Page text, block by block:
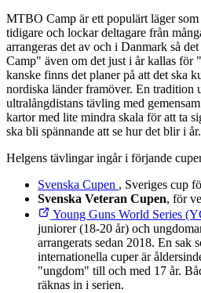
MTBO Camp är ett populärt läger som
tidigare och lockar deltagare från
arrangeras det av och i Danmark så
Camp" även om det just i år kallas
kanske finns det planer på att det ska
nordiska länder framöver. En tradition
ultralångdistans tävling med
kartor med lite mindra skala för att ta
ska bli spännande att se hur det blir i år.
Helgens tävlingar ingår i förjande
Svenska Cupen , Sveriges cup
Svenska Veteran Cupen, för
Young Guns World Series
juniorer (18-20 år) och
arrangerats sedan 2018. En sak
internationella cuper är
"ungdom" till och med 17 år.
räknas in i serien.